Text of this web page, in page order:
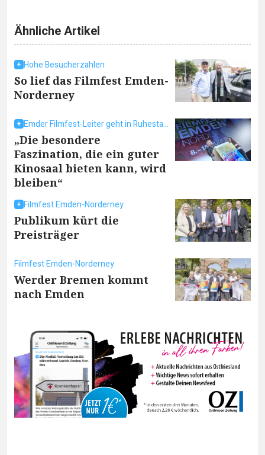
Ähnliche Artikel
Hohe Besucherzahlen
So lief das Filmfest Emden-
Norderney
Emder Filmfest-Leiter geht in Ruhestand
„Die besondere
Faszination, die ein guter
Kinosaal bieten kann, wird
bleiben“
Filmfest Emden-Norderney
Publikum kürt die
Preisträger
Filmfest Emden-Norderney
Werder Bremen kommt
nach Emden